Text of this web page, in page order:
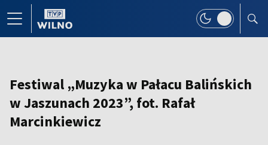
Festiwal „Muzyka w Pałacu Balińskich
w Jaszunach 2023”, fot. Rafał
Marcinkiewicz